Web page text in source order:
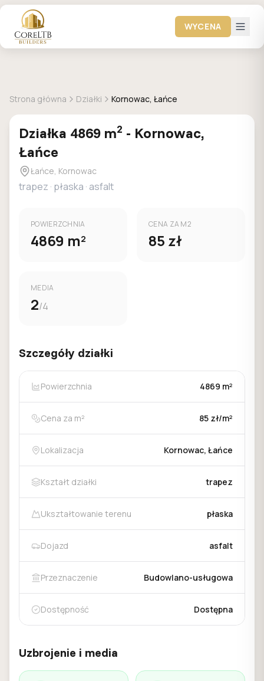
WYCENA
Strona główna Działki Kornowac, Łańce
Działka 4869 m2 - Kornowac,
Łańce
Łańce, Kornowac
trapez · płaska · asfalt
POWIERZCHNIA
4869 m2
CENA ZA M2
85 zł
MEDIA
2/4
Szczegóły działki
Powierzchnia 4869 m²
Cena za m² 85 zł/m²
Lokalizacja Kornowac, Łańce
Kształt działki trapez
Ukształtowanie terenu płaska
Dojazd asfalt
Przeznaczenie Budowlano-usługowa
Dostępność Dostępna
Uzbrojenie i media